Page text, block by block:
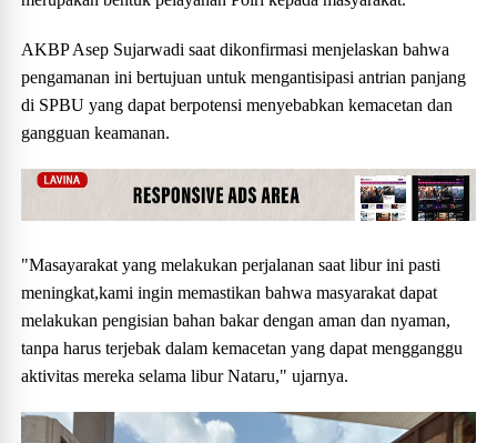
AKBP Asep Sujarwadi saat dikonfirmasi menjelaskan bahwa
pengamanan ini bertujuan untuk mengantisipasi antrian panjang
di SPBU yang dapat berpotensi menyebabkan kemacetan dan
gangguan keamanan.
"Masayarakat yang melakukan perjalanan saat libur ini pasti
meningkat,kami ingin memastikan bahwa masyarakat dapat
melakukan pengisian bahan bakar dengan aman dan nyaman,
tanpa harus terjebak dalam kemacetan yang dapat mengganggu
aktivitas mereka selama libur Nataru," ujarnya.